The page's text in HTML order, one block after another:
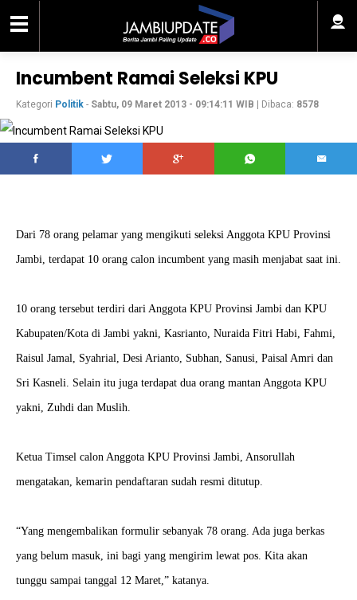
Incumbent Ramai Seleksi KPU
Kategori Politik - Sabtu, 09 Maret 2013 - 09:14:11 WIB | Dibaca: 8578
Dari 78 orang pelamar yang mengikuti seleksi Anggota KPU Provinsi
Jambi, terdapat 10 orang calon incumbent yang masih menjabat saat ini.
10 orang tersebut terdiri dari Anggota KPU Provinsi Jambi dan KPU
Kabupaten/Kota di Jambi yakni, Kasrianto, Nuraida Fitri Habi, Fahmi,
Raisul Jamal, Syahrial, Desi Arianto, Subhan, Sanusi, Paisal Amri dan
Sri Kasneli. Selain itu juga terdapat dua orang mantan Anggota KPU
yakni, Zuhdi dan Muslih.
Ketua Timsel calon Anggota KPU Provinsi Jambi, Ansorullah
mengatakan, kemarin pendaftaran sudah resmi ditutup.
“Yang mengembalikan formulir sebanyak 78 orang. Ada juga berkas
yang belum masuk, ini bagi yang mengirim lewat pos. Kita akan
tunggu sampai tanggal 12 Maret,” katanya.